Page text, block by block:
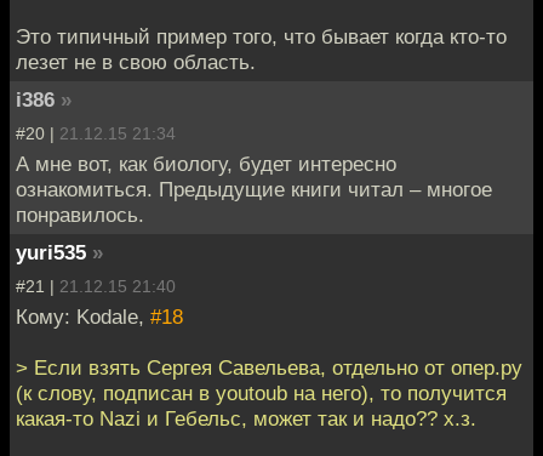
Это типичный пример того, что бывает когда кто-то
лезет не в свою область.
i386 »
#20 | 21.12.15 21:34
А мне вот, как биологу, будет интересно
ознакомиться. Предыдущие книги читал – многое
понравилось.
yuri535 »
#21 | 21.12.15 21:40
Кому: Kodale, #18
> Если взять Сергея Савельева, отдельно от опер.ру
(к слову, подписан в youtoub на него), то получится
какая-то Nazi и Гебельс, может так и надо?? х.з.